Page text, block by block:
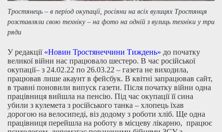
Тростянець – в період окупації, росіяни на всіх вулицях Тростянця
розставляли свою техніку – на фото на одній з вулиць техніки у три
ряди
У редакції «Новин Тростянеччини Тиждень» до початку
великої війни нас працювало шестеро. В час російської
окупації– з 24.02.22 по 26.03.22 – газета не виходила,
працював лише акаунт в фейсбук. В квітні запрацював сайт,
в травні поновили випуск газети. Після початку війни одна
працівниця вийшла на пенсію. Під час окупації її сина
убили з кулемета з російського танка – хлопець їхав
дорогою на велосипеді, віз додому з роботи хліб. Ще одна
працівниця перейшла на роботу в місцеву лікарню, працює